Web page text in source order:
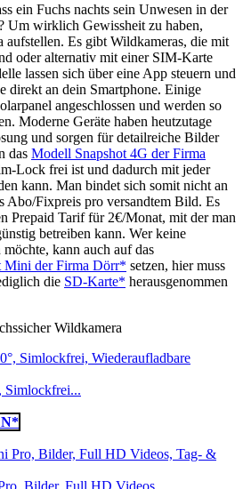
ein Fuchs nachts sein Unwesen in der
Um wirklich Gewissheit zu haben,
aufstellen. Es gibt Wildkameras, die mit
oder alternativ mit einer SIM-Karte
lassen sich über eine App steuern und
direkt an dein Smartphone. Einige
angeschlossen und werden so
Moderne Geräte haben heutzutage
und sorgen für detailreiche Bilder
das Modell Snapshot 4G der Firma
Lock frei ist und dadurch mit jeder
kann. Man bindet sich somit nicht an
Abo/Fixpreis pro versandtem Bild. Es
Prepaid Tarif für 2€/Monat, mit der man
betreiben kann. Wer keine
kann auch auf das
Mini der Firma Dörr* setzen, hier muss
die SD-Karte* herausgenommen
Simlockfrei...
Bilder, Full HD Videos...